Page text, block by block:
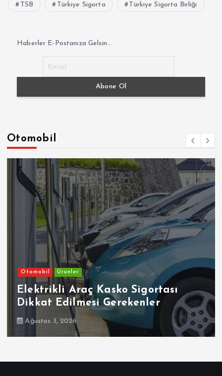
TSB Türkiye Sigorta Türkiye Sigorta Birliği
Haberler E-Postanıza Gelsin...
Otomobil
Otomobil
Ehliyetinde Bu Kodlar
Dikkat
Temmuz 30, 2026